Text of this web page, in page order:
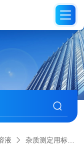
液 杂质测定用标准溶液